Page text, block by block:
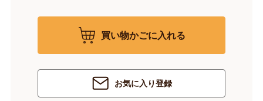
買い物かごに入れる
お気に入り登録